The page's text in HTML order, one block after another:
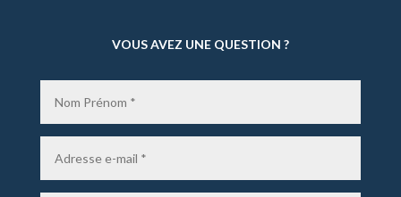
VOUS AVEZ UNE QUESTION ?